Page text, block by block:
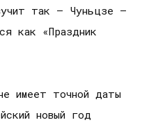
так — Чуньцзе —
как «Праздник
имеет точной даты
новый год